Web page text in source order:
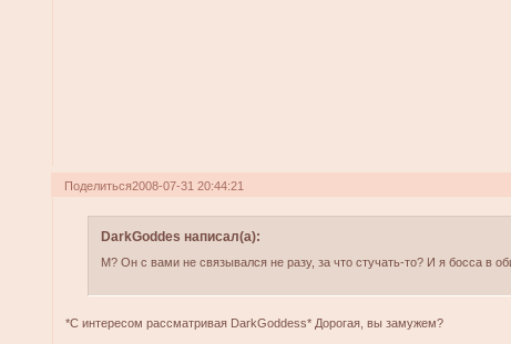
Поделиться2008-07-31 20:44:21
DarkGoddes написал(а):
М? Он с вами не связывался не разу, за что стучать-то? И я босса в
*С интересом рассматривая DarkGoddess* Дорогая, вы замужем?